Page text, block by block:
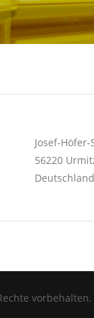
Josef-Höfer-
56220
Deutschland
vorbehalten.